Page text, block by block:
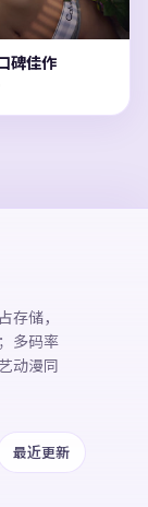
碑佳作
存储，
；多码率
动漫同
最近更新